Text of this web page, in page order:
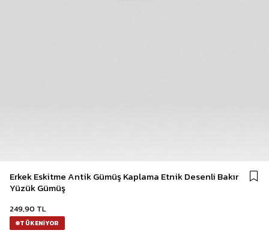
Erkek Eskitme Antik Gümüş Kaplama Etnik Desenli Bakır
Yüzük Gümüş
249,90 TL
TÜKENIYOR